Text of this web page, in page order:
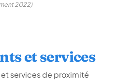
2022)
et services
services de proximité